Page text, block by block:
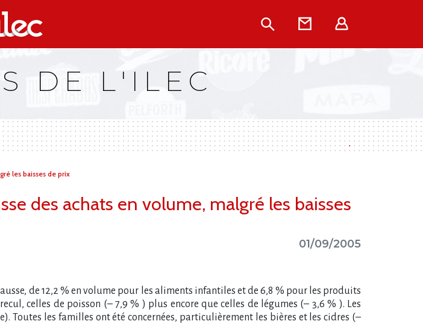
Rechercher
Contact
DE L'ILEC
les baisses de prix
des achats en volume, malgré les baisses
01/09/2005
de 12,2 % en volume pour les aliments infantiles et de 6,8 % pour les produits
celles de poisson (– 7,9 % ) plus encore que celles de légumes (– 3,6 % ). Les
Toutes les familles ont été concernées, particulièrement les bières et les cidres (–